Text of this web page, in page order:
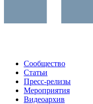
Сообщество
Статьи
Пресс-релизы
Мероприятия
Видеоархив